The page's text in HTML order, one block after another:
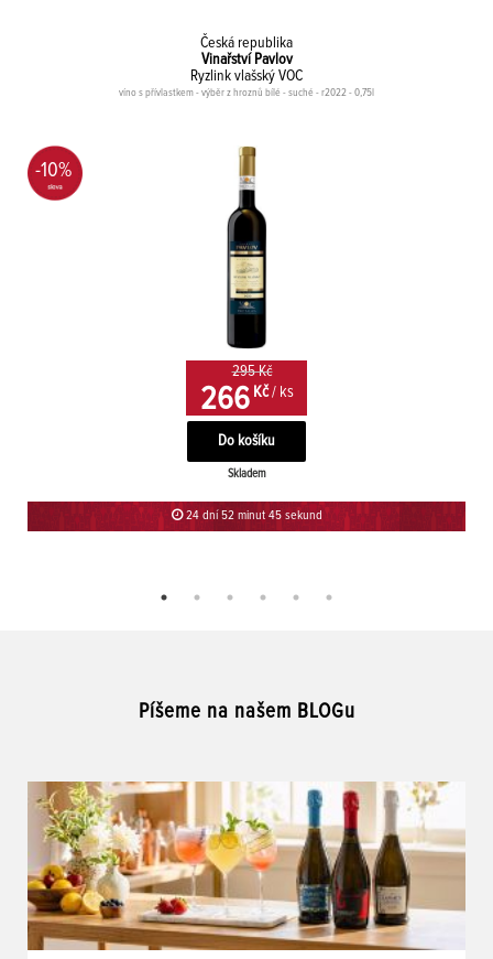
Česká republika
Vinařství Pavlov
Ryzlink vlašský VOC
víno s přívlastkem - výběr z hroznů bílé - suché - r2022 - 0,75l
-10%
295 Kč
266 Kč / ks
Skladem
24 dní 52 minut 45 sekund
Píšeme na našem BLOGu